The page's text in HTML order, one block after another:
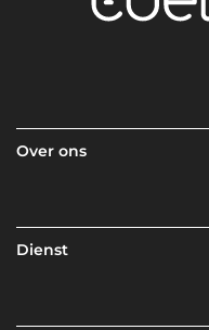
Over ons
Dienst